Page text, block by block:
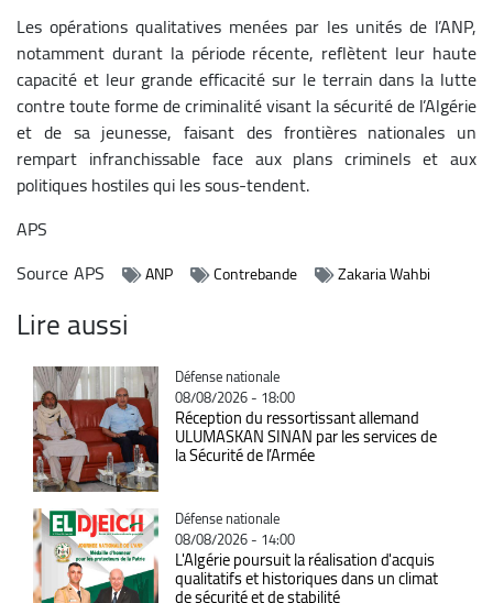
Les opérations qualitatives menées par les unités de l’ANP,
notamment durant la période récente, reflètent leur haute
capacité et leur grande efficacité sur le terrain dans la lutte
contre toute forme de criminalité visant la sécurité de l’Algérie
et de sa jeunesse, faisant des frontières nationales un
rempart infranchissable face aux plans criminels et aux
politiques hostiles qui les sous-tendent.
APS
SourceAPS ANP Contrebande Zakaria Wahbi
Lire aussi
Catégorie
Défense nationale
08/08/2026 - 18:00
Réception du ressortissant allemand
ULUMASKAN SINAN par les services de
la Sécurité de l’Armée
Catégorie
Défense nationale
08/08/2026 - 14:00
L'Algérie poursuit la réalisation d'acquis
qualitatifs et historiques dans un climat